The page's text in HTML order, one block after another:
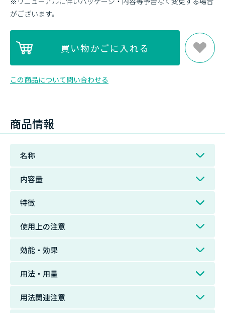
がございます。
この商品について問い合わせる
商品情報
名称
内容量
特徴
使用上の注意
効能・効果
用法・用量
用法関連注意